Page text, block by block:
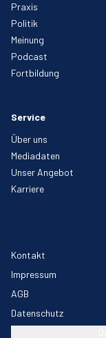
Praxis
Politik
Meinung
Podcast
Fortbildung
Service
Über uns
Mediadaten
Unser Angebot
Karriere
Kontakt
Impressum
AGB
Datenschutz